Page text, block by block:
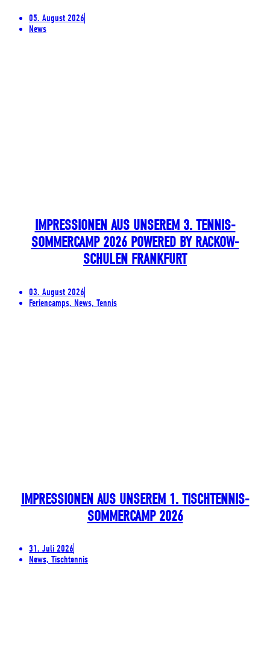
05. August 2026
News
IMPRESSIONEN AUS UNSEREM 3. TENNIS-
SOMMERCAMP 2026 POWERED BY RACKOW-
SCHULEN FRANKFURT
03. August 2026
Feriencamps, News, Tennis
IMPRESSIONEN AUS UNSEREM 1. TISCHTENNIS-
SOMMERCAMP 2026
31. Juli 2026
News, Tischtennis